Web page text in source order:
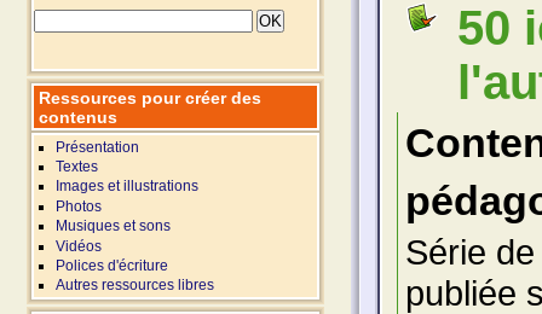
50
Série
publiée
Ressources pour créer des
contenus
Présentation
Textes
Images et illustrations
Photos
Musiques et sons
Vidéos
Polices d'écriture
Autres ressources libres